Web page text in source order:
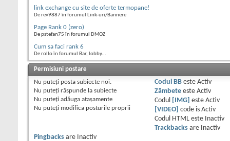
link exchange cu site de oferte termopane!
De rev9887 în forumul Link-uri/Bannere
Page Rank 0 (zero)
De pstefan75 în forumul DMOZ
Cum sa faci rank 6
De rollo în forumul Bar, lobby...
Permisiuni postare
Nu puteţi posta subiecte noi.
Nu puteţi răspunde la subiecte
Nu puteţi adăuga ataşamente
Nu puteţi modifica posturile proprii
Codul BBeste Activ
Zâmbeteeste Activ
Codul
[IMG] este Activ
[VIDEO] code is Activ
Codul HTML este
Inactiv
Trackbacksare
Inactiv
Pingbacks are
Inactiv